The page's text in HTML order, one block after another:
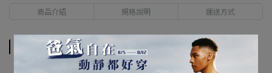
商品介紹 規格說明 運送方式
商品介紹